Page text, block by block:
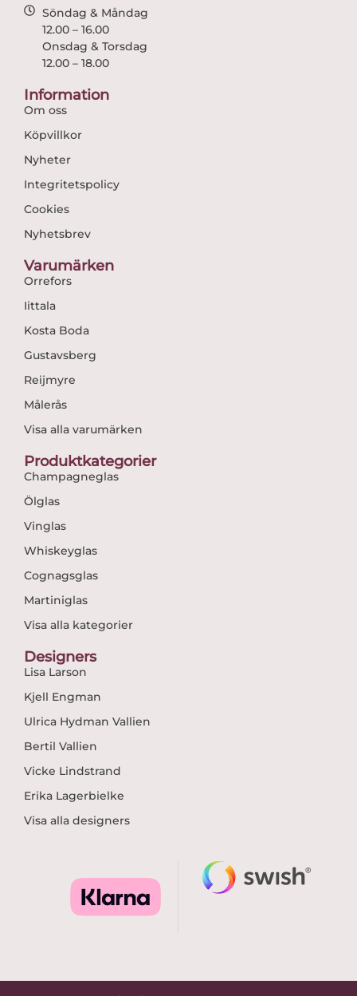
Söndag & Måndag
12.00 – 16.00
Onsdag & Torsdag
12.00 – 18.00
Information
Om oss
Köpvillkor
Nyheter
Integritetspolicy
Cookies
Nyhetsbrev
Varumärken
Orrefors
Iittala
Kosta Boda
Gustavsberg
Reijmyre
Målerås
Visa alla varumärken
Produktkategorier
Champagneglas
Ölglas
Vinglas
Whiskeyglas
Cognagsglas
Martiniglas
Visa alla kategorier
Designers
Lisa Larson
Kjell Engman
Ulrica Hydman Vallien
Bertil Vallien
Vicke Lindstrand
Erika Lagerbielke
Visa alla designers